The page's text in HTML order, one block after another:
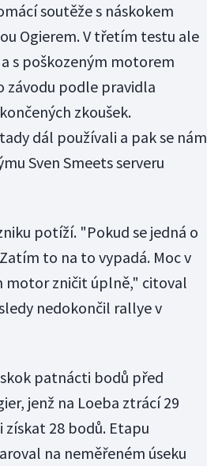
soutěže s náskokem
Ogierem. V třetím testu ale
s poškozeným motorem
závodu podle pravidla
zkoušek.
dál používali a pak se nám
Sven Smeets serveru
potíží. "Pokud se jedná o
to na to vypadá. Moc v
zničit úplně," citoval
nedokončil rallye v
patnácti bodů před
jenž na Loeba ztrácí 29
získat 28 bodů. Etapu
na neměřeném úseku